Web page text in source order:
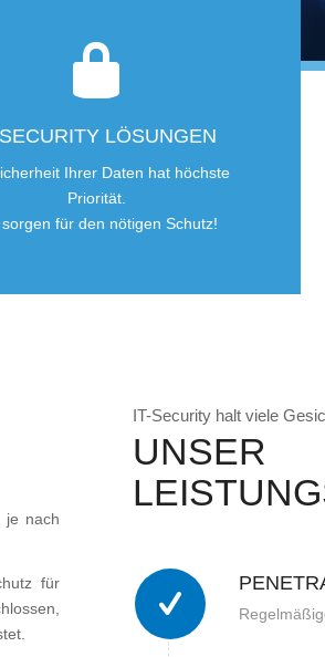
LÖSUNGEN
Ihrer Daten hat höchste
Priorität.
für den nötigen Schutz!
je nach
für
IT-Security halt viele
UNSER